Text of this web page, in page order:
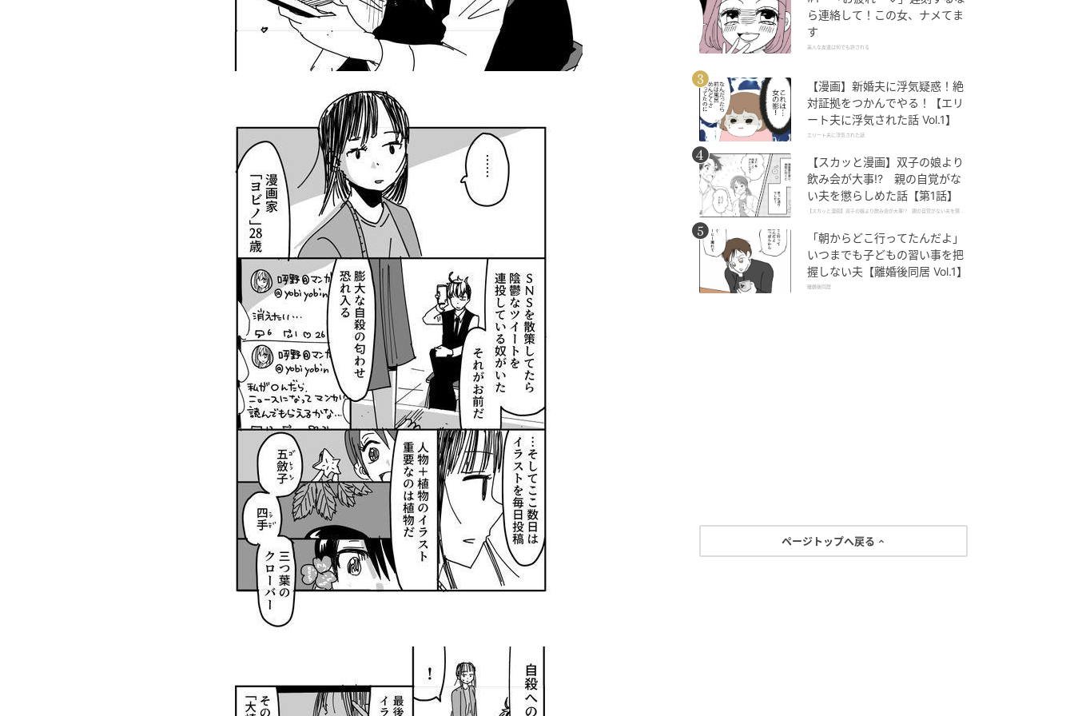
ら連絡して！この女、ナメてま
す
美人な友達は何でも許される
【漫画】新婚夫に浮気疑惑！絶
対証拠をつかんでやる！【エリ
ート夫に浮気された話 Vol.1】
エリート夫に浮気された話
【スカッと漫画】双子の娘より
飲み会が大事!? 親の自覚がな
い夫を懲らしめた話【第1話】
【スカッと漫画】双子の娘より飲み会が大事!? 親の自覚がない夫を懲ら
「朝からどこ行ってたんだよ」
いつまでも子どもの習い事を把
握しない夫【離婚後同居 Vol.1】
離婚後同居
ページトップへ戻る